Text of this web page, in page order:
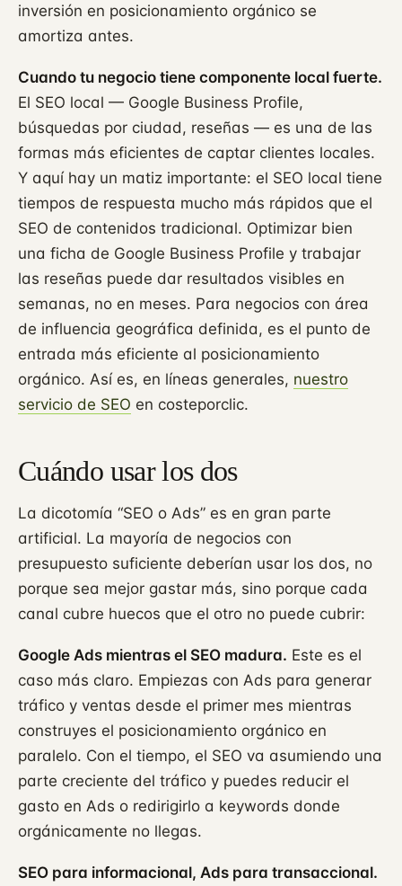
inversión en posicionamiento orgánico se
amortiza antes.
Cuando tu negocio tiene componente local fuerte.
El SEO local — Google Business Profile,
búsquedas por ciudad, reseñas — es una de las
formas más eficientes de captar clientes locales.
Y aquí hay un matiz importante: el SEO local tiene
tiempos de respuesta mucho más rápidos que el
SEO de contenidos tradicional. Optimizar bien
una ficha de Google Business Profile y trabajar
las reseñas puede dar resultados visibles en
semanas, no en meses. Para negocios con área
de influencia geográfica definida, es el punto de
entrada más eficiente al posicionamiento
orgánico. Así es, en líneas generales, nuestro
servicio de SEO en costeporclic.
Cuándo usar los dos
La dicotomía “SEO o Ads” es en gran parte
artificial. La mayoría de negocios con
presupuesto suficiente deberían usar los dos, no
porque sea mejor gastar más, sino porque cada
canal cubre huecos que el otro no puede cubrir:
Google Ads mientras el SEO madura. Este es el
caso más claro. Empiezas con Ads para generar
tráfico y ventas desde el primer mes mientras
construyes el posicionamiento orgánico en
paralelo. Con el tiempo, el SEO va asumiendo una
parte creciente del tráfico y puedes reducir el
gasto en Ads o redirigirlo a keywords donde
orgánicamente no llegas.
SEO para informacional, Ads para transaccional.